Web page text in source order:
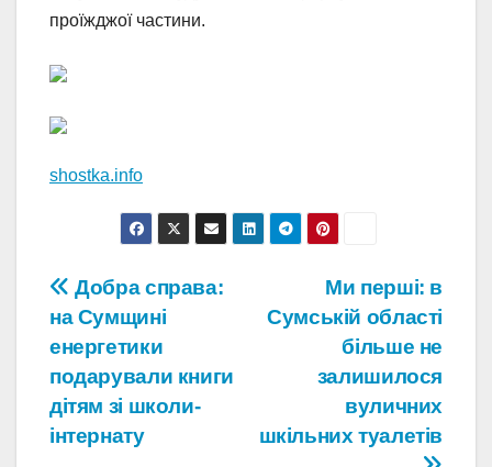
проїжджої частини.
shostka.info
Навігація
записів
Ми перші: в
Сумській області
більше не
залишилося
вуличних
шкільних туалетів
Добра справа:
на Сумщині
енергетики
подарували книги
дітям зі школи-
інтернату